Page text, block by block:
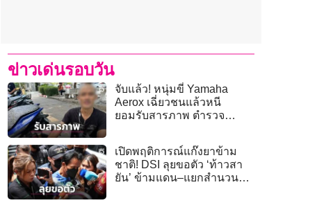
ข่าวเด่นรอบวัน
จับแล้ว! หนุ่มขี่ Yamaha
Aerox เฉี่ยวชนแล้วหนี
ยอมรับสารภาพ ตำรวจ
เปิดพฤติการณ์แก๊งยาข้าม
ชาติ! DSI ลุยขอตัว ‘ท้าวสา
ยัน’ ข้ามแดน–แยกสำนวน